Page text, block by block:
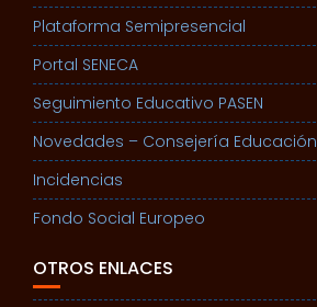
Plataforma Semipresencial
Portal SENECA
Seguimiento Educativo PASEN
Novedades – Consejería Educación
Incidencias
Fondo Social Europeo
OTROS ENLACES